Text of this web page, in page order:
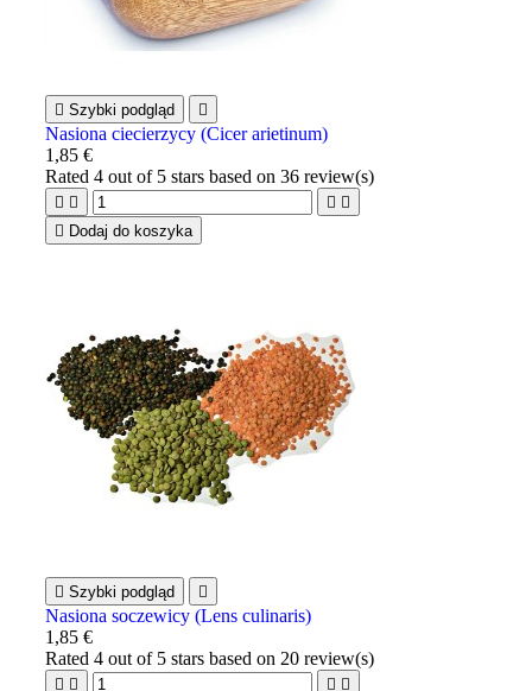
 Szybki podgląd 
Nasiona ciecierzycy (Cicer arietinum)
1,85 €
Rated4 out of 5 stars based on36 review(s)
   
 Dodaj do koszyka
 Szybki podgląd 
Nasiona soczewicy (Lens culinaris)
1,85 €
Rated4 out of 5 stars based on 20 review(s)
   